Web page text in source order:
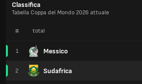
Classifica
Tabella Coppa del Mondo 2026 attuale
# total
1 Messico
2 Sudafrica